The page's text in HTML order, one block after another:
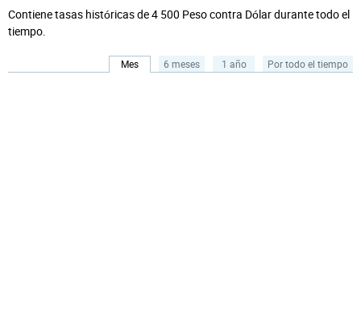
Contiene tasas históricas de 4 500 Peso contra Dólar durante todo el
tiempo.
Mes 6 meses 1 año Por todo el tiempo